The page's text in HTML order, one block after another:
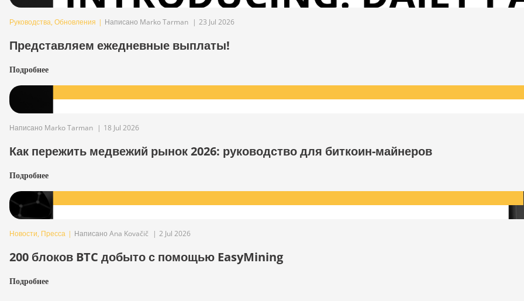
Руководства, Обновления | Написано Marko Tarman | 23 Jul 2026
Представляем ежедневные выплаты!
Подробнее
Написано Marko Tarman | 18 Jul 2026
Как пережить медвежий рынок 2026: руководство для биткоин-майнеров
Подробнее
Новости, Пресса | Написано Ana Kovačič | 2 Jul 2026
200 блоков BTC добыто с помощью EasyMining
Подробнее